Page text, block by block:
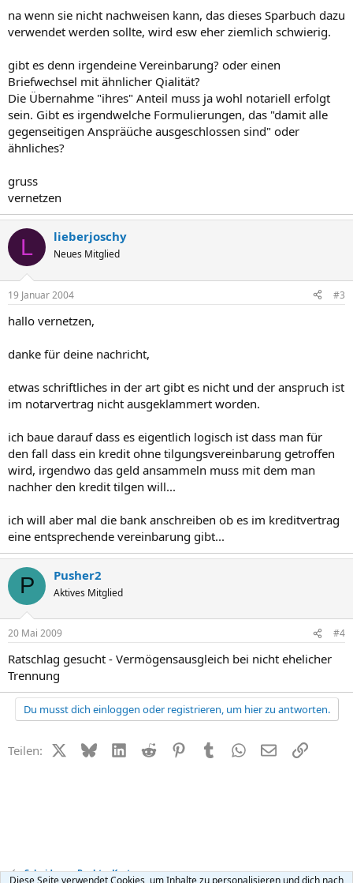
na wenn sie nicht nachweisen kann, das dieses Sparbuch dazu
verwendet werden sollte, wird esw eher ziemlich schwierig.
gibt es denn irgendeine Vereinbarung? oder einen
Briefwechsel mit ähnlicher Qialität?
Die Übernahme "ihres" Anteil muss ja wohl notariell erfolgt
sein. Gibt es irgendwelche Formulierungen, das "damit alle
gegenseitigen Anspräüche ausgeschlossen sind" oder
ähnliches?
gruss
vernetzen
L lieberjoschy
Neues Mitglied
19 Januar 2004 #3
hallo vernetzen,
danke für deine nachricht,
etwas schriftliches in der art gibt es nicht und der anspruch ist
im notarvertrag nicht ausgeklammert worden.
ich baue darauf dass es eigentlich logisch ist dass man für
den fall dass ein kredit ohne tilgungsvereinbarung getroffen
wird, irgendwo das geld ansammeln muss mit dem man
nachher den kredit tilgen will...
ich will aber mal die bank anschreiben ob es im kreditvertrag
eine entsprechende vereinbarung gibt...
P Pusher2
Aktives Mitglied
20 Mai 2009 #4
Ratschlag gesucht - Vermögensausgleich bei nicht ehelicher
Trennung
Du musst dich einloggen oder registrieren, um hier zu antworten.
Teilen: X (Twitter)
BlueskyLinkedIn
Reddit PinterestTumblr WhatsApp
E-MailLink
Scheidung - Recht + Kosten
Diese Seite verwendet Cookies, um Inhalte zu personalisieren und dich nach